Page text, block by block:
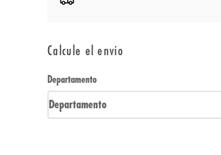
Calcule el envío
Departamento
Departamento